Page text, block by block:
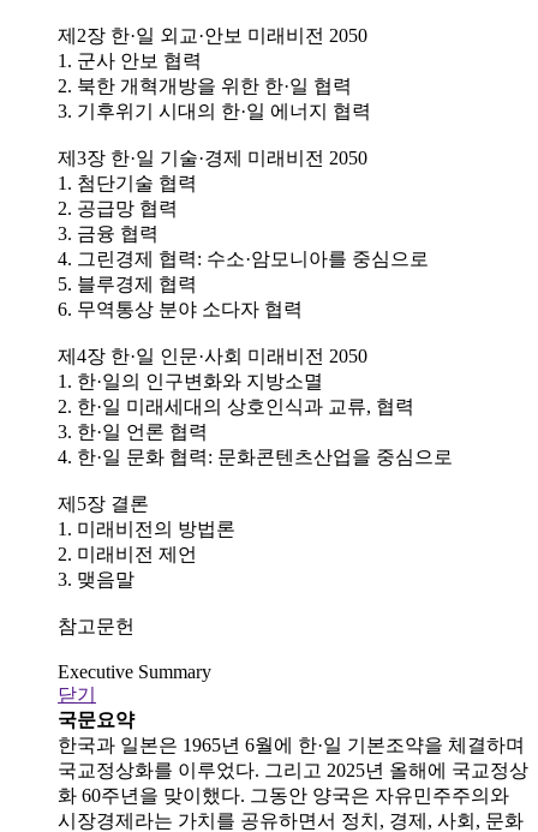
제2장 한·일 외교·안보 미래비전 2050
1. 군사 안보 협력
2. 북한 개혁개방을 위한 한·일 협력
3. 기후위기 시대의 한·일 에너지 협력
제3장 한·일 기술·경제 미래비전 2050
1. 첨단기술 협력
2. 공급망 협력
3. 금융 협력
4. 그린경제 협력: 수소·암모니아를 중심으로
5. 블루경제 협력
6. 무역통상 분야 소다자 협력
제4장 한·일 인문·사회 미래비전 2050
1. 한·일의 인구변화와 지방소멸
2. 한·일 미래세대의 상호인식과 교류, 협력
3. 한·일 언론 협력
4. 한·일 문화 협력: 문화콘텐츠산업을 중심으로
제5장 결론
1. 미래비전의 방법론
2. 미래비전 제언
3. 맺음말
참고문헌
Executive Summary
닫기
국문요약
한국과 일본은 1965년 6월에 한·일 기본조약을 체결하며
국교정상화를 이루었다. 그리고 2025년 올해에 국교정상
화 60주년을 맞이했다. 그동안 양국은 자유민주주의와
시장경제라는 가치를 공유하면서 정치, 경제, 사회, 문화